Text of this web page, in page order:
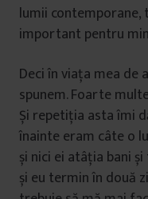
lumii contemporane,
important pentru
Deci în viața mea
spunem. Foarte
Și repetiția asta îmi
înainte eram câte o
și nici ei atâția bani
și eu termin în două